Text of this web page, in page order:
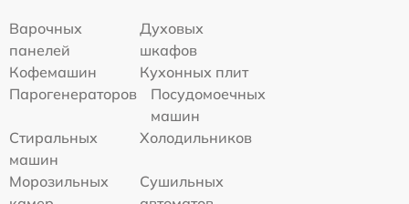
Варочных
панелей
Духовых
шкафов
Кофемашин
Кухонных плит
Парогенераторов
Посудомоечных
машин
Стиральных
машин
Холодильников
Морозильных
Сушильных